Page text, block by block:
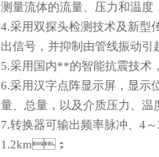
测量流体的流量、压力和温
4.采用双探头检测技术及新型传感
出信号，并抑制由管线振动引
5.采用国内**的智能抗震技术
6.采用汉字点阵显示屏，显示
量、总量，以及介质压力、温
7.转换器可输出频率脉冲、
1.2km；